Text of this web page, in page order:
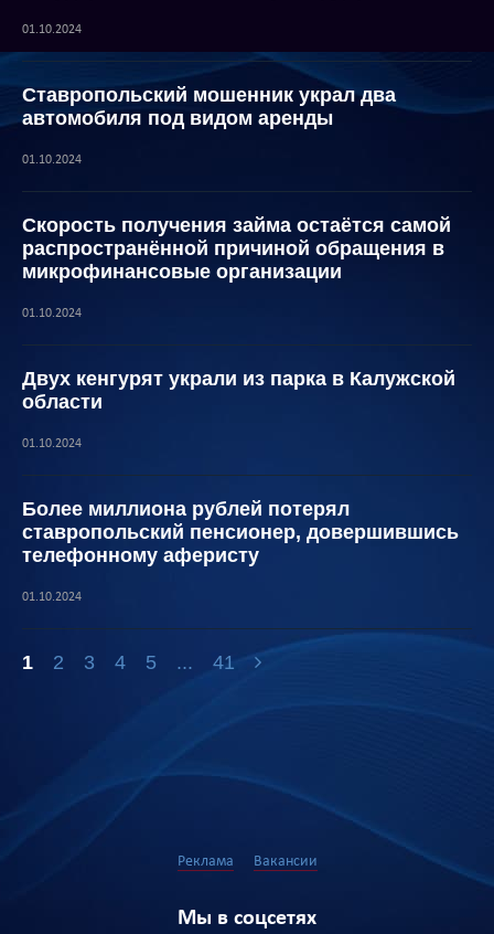
01.10.2024
Ставропольский мошенник украл два
автомобиля под видом аренды
01.10.2024
Скорость получения займа остаётся самой
распространённой причиной обращения в
микрофинансовые организации
01.10.2024
Двух кенгурят украли из парка в Калужской
области
01.10.2024
Более миллиона рублей потерял
ставропольский пенсионер, довершившись
телефонному аферисту
01.10.2024
1 2 3 4 5 ... 41
Реклама Вакансии
Мы в соцсетях